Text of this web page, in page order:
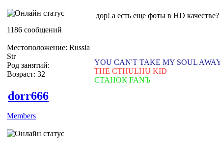
1186 сообщений
Местоположение: Russia
Str
Род занятий:
Возраст: 32
дор! а есть еще фоты в HD качестве?
YOU CAN'T TAKE MY SOUL
THE CTHULHU KID
СТАНОК FANЪ
dorr666
Members